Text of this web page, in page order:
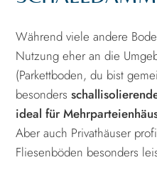
Während viele andere
Nutzung eher an die
(Parkettboden, du bist
besonders
ideal für
Aber auch Privathäuser
Fliesenböden besonders